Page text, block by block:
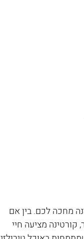
מחכה לכם. בין אם
מציעה חיי